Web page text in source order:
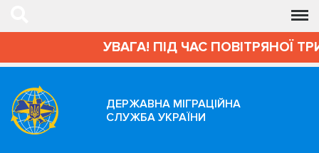
УВАГА! ПІД ЧАС ПОВІТРЯНОЇ
ДЕРЖАВНА МІГРАЦІЙНА
СЛУЖБА УКРАЇНИ